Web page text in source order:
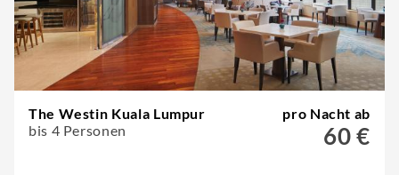
The Westin Kuala Lumpur
bis 4 Personen
pro Nacht ab
60 €